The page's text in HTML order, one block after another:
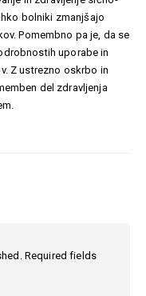
bolniki zmanjšajo
Pomembno pa je, da se
uporabe in
Z ustrezno oskrbo in
del zdravljenja
Required fields